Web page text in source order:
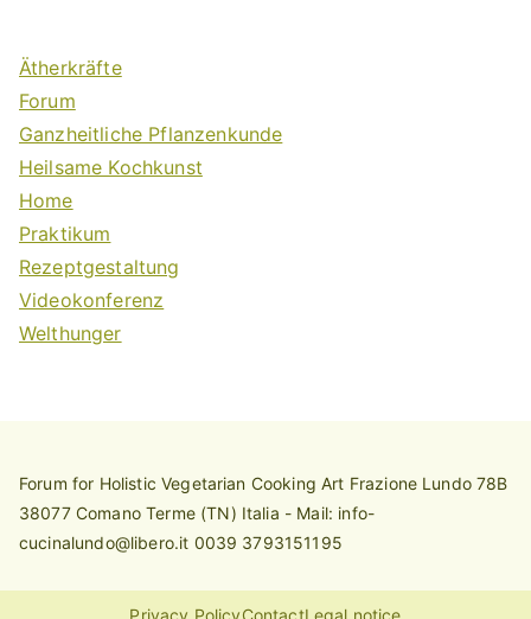
Ätherkräfte
Forum
Ganzheitliche Pflanzenkunde
Heilsame Kochkunst
Home
Praktikum
Rezeptgestaltung
Videokonferenz
Welthunger
Forum for Holistic Vegetarian Cooking Art Frazione Lundo 78B
38077 Comano Terme (TN) Italia - Mail: info-
cucinalundo@libero.it 0039 3793151195
Privacy PolicyContactLegal notice